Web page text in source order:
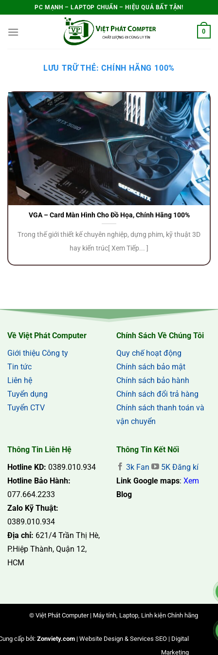
nội
PC MẠNH – LAPTOP CHUẨN – HIỆU QUẢ BẤT TẬN!
0
LƯU TRỮ THẺ:CHÍNH HÃNG 100%
VGA – Card Màn Hình Cho Đồ Họa, Chính Hãng 100%
Trong thế giới thiết kế chuyên nghiệp, dựng phim, kỹ thuật 3D
hay kiến trúc[ Xem Tiếp... ]
Về Việt Phát Computer
Giới thiệu Công ty
Tin tức
Liên hệ
Tuyển dụng
Tuyển CTV
Chính Sách Về Chúng Tôi
Quy chế hoạt động
Chính sách bảo mật
Chính sách bảo hành
Chính sách đổi trả hàng
Chính sách thanh toán và
vận chuyển
Thông Tin Liên Hệ
Hotline KD: 0389.010.934
Hotline Bảo Hành:
077.664.2233
Zalo Kỹ Thuật:
0389.010.934
Địa chỉ: 621/4 Trần Thị Hè,
P.Hiệp Thành, Quận 12,
HCM
Thông Tin Kết Nối
3k Fan
5K Đăng kí
Link Google maps: Xem
Blog
© Việt Phát Computer | Máy tính, Laptop, Linh kiện Chính hãng
cấp bởi: Zonviety.com | Website Design & Services SEO | Digital
Marketing